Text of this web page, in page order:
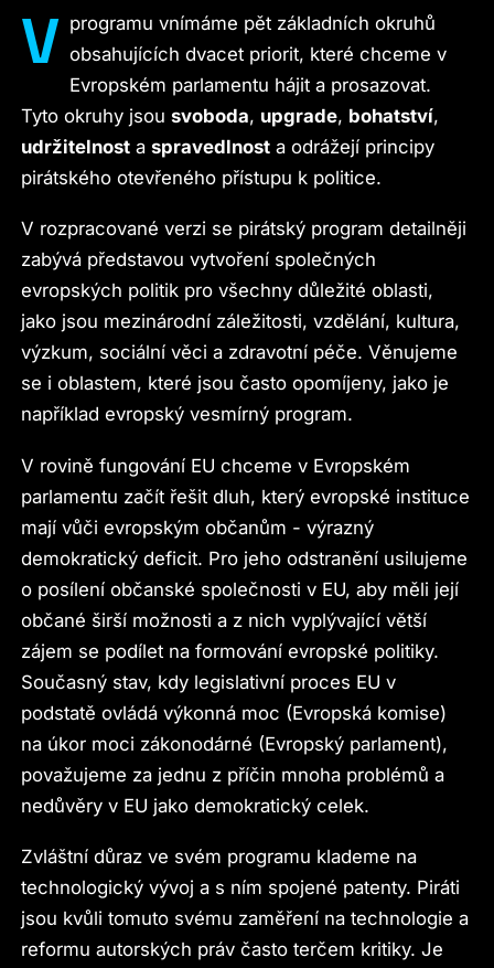
V programu vnímáme pět základních okruhů
obsahujících dvacet priorit, které chceme v
Evropském parlamentu hájit a prosazovat.
Tyto okruhy jsousvoboda, upgrade, bohatství,
udržitelnost aspravedlnost a odrážejí principy
pirátského otevřeného přístupu k politice.
V rozpracované verzi se pirátský program detailněji
zabývá představou vytvoření společných
evropských politik pro všechny důležité oblasti,
jako jsou mezinárodní záležitosti, vzdělání, kultura,
výzkum, sociální věci a zdravotní péče. Věnujeme
se i oblastem, které jsou často opomíjeny, jako je
například evropský vesmírný program.
V rovině fungování EU chceme v Evropském
parlamentu začít řešit dluh, který evropské instituce
mají vůči evropským občanům - výrazný
demokratický deficit. Pro jeho odstranění usilujeme
o posílení občanské společnosti v EU, aby měli její
občané širší možnosti a z nich vyplývající větší
zájem se podílet na formování evropské politiky.
Současný stav, kdy legislativní proces EU v
podstatě ovládá výkonná moc (Evropská komise)
na úkor moci zákonodárné (Evropský parlament),
považujeme za jednu z příčin mnoha problémů a
nedůvěry v EU jako demokratický celek.
Zvláštní důraz ve svém programu klademe na
technologický vývoj a s ním spojené patenty. Piráti
jsou kvůli tomuto svému zaměření na technologie a
reformu autorských práv často terčem kritiky. Je